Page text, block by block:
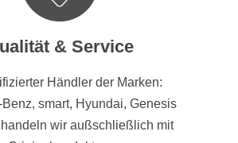
& Service
Händler der Marken:
Benz, smart, Hyundai, Genesis
wir außschließlich mit